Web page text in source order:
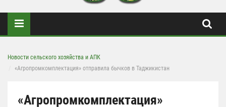
Новости сельского хозяйства и АПК
«Агропромкомплектация» отправила бычков в Таджикистан
«Агропромкомплектация»